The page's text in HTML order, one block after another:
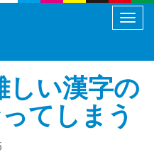
メ
ュ
ー
切
しい漢字の
てしまう